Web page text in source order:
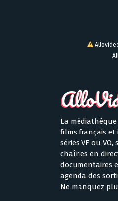
La
films français
séries VF ou
chaînes en
documentaires
agenda des
Ne manquez